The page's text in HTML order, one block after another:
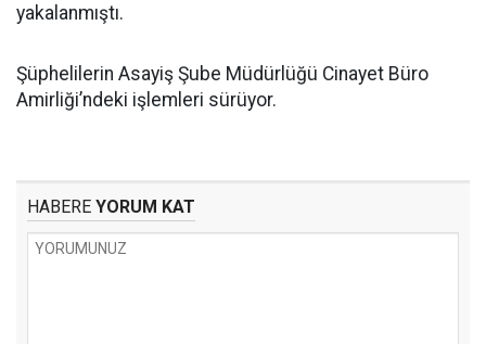
yakalanmıştı.
Şüphelilerin Asayiş Şube Müdürlüğü Cinayet Büro
Amirliği’ndeki işlemleri sürüyor.
HABERE YORUM KAT